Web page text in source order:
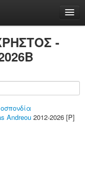
-
Andreou 2012-2026 [P]